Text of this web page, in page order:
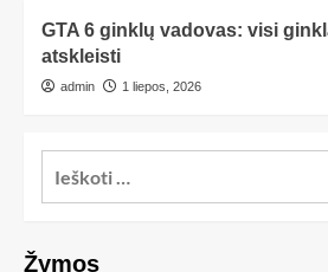
GTA 6 ginklų vadovas: visi
atskleisti
admin 1 liepos, 2026
Žymos